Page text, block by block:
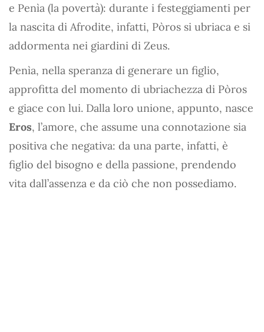
e Penìa (la povertà): durante i festeggiamenti per
la nascita di Afrodite, infatti, Pòros si ubriaca e si
addormenta nei giardini di Zeus.
Penìa, nella speranza di generare un figlio,
approfitta del momento di ubriachezza di Pòros
e giace con lui. Dalla loro unione, appunto, nasce
Eros, l’amore, che assume una connotazione sia
positiva che negativa: da una parte, infatti, è
figlio del bisogno e della passione, prendendo
vita dall’assenza e da ciò che non possediamo.